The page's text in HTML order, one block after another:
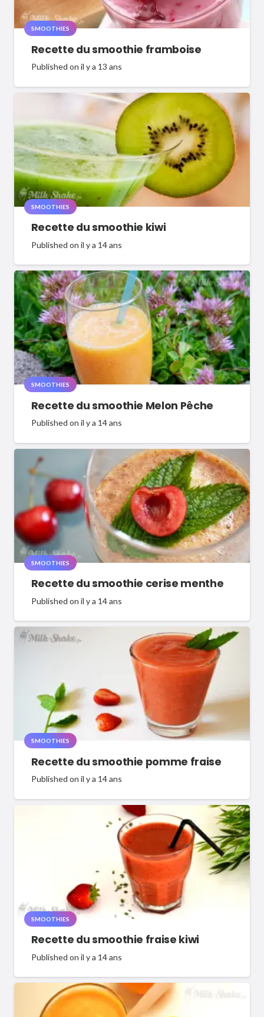
SMOOTHIES
Recette du smoothie framboise
Published on il y a 13 ans
SMOOTHIES
Recette du smoothie kiwi
Published on il y a 14 ans
SMOOTHIES
Recette du smoothie Melon Pêche
Published on il y a 14 ans
SMOOTHIES
Recette du smoothie cerise menthe
Published on il y a 14 ans
SMOOTHIES
Recette du smoothie pomme fraise
Published on il y a 14 ans
SMOOTHIES
Recette du smoothie fraise kiwi
Published on il y a 14 ans